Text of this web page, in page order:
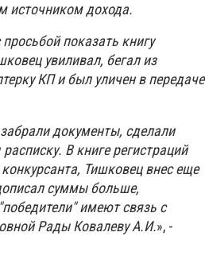
источником дохода.
показать книгу
увиливал, бегал из
КП и был уличен в передаче
документы, сделали
В книге регистраций
Тишковец внес еще
суммы больше,
имеют связь с
Рады Ковалеву А.И.», -